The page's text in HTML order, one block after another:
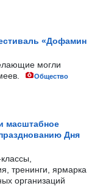
«Дофамин
могли
Общество
масштабное
Дня
тренинги, ярмарка
организаций